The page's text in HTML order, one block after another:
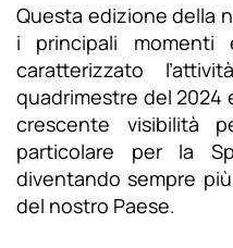
Questa edizione della
i principali
caratterizzato
quadrimestre del 2024
crescente visibilità
particolare per la
diventando sempre
del nostro Paese.